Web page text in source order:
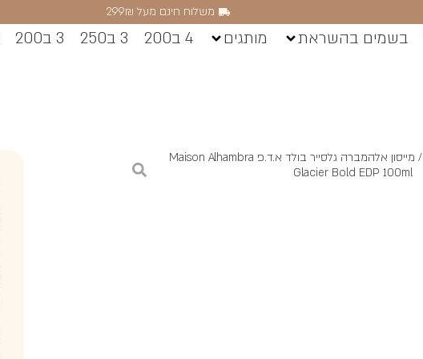
משלוח חינם מעל 299₪
בשמים בהשראת מותגים 4 ב200 3 ב250 3 ב200
/ מייסון אלהמברה גלסייר בולד א.ד.פ Maison Alhambra
Glacier Bold EDP 100ml